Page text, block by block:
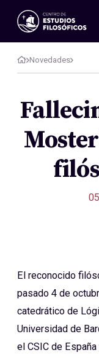
Eventos
Novedades
Investigación
Publicaciones
Galería
Acerca de nosotros
Novedades
El reconocido
pasado 4 de
catedrático de
Universidad de
el CSIC de